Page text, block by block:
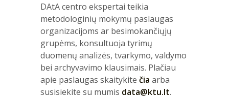
DAtA centro ekspertai teikia
metodologinių mokymų paslaugas
organizacijoms ar besimokančiųjų
grupėms, konsultuoja tyrimų
duomenų analizės, tvarkymo, valdymo
bei archyvavimo klausimais. Plačiau
apie paslaugas skaitykite čia arba
susisiekite su mumis data@ktu.lt.